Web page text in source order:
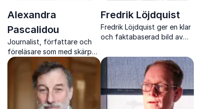
Alexandra
Pascalidou
Journalist, författare och
föreläsare som med skärpa,
värme och erfarenhet
engagerar publiken i
samhällsfrågor som berör.
Fredrik Löjdquist
Fredrik Löjdquist ger en klar
och faktabaserad bild av
och Europas säkerhetsläge
utifrån lång erfarenhet av
diplomati och analys